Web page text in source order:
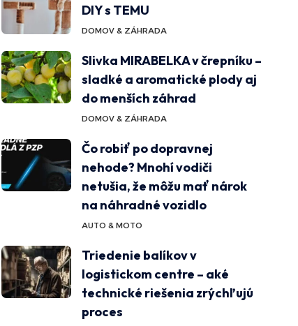
DIY s TEMU
DOMOV & ZÁHRADA
Slivka MIRABELKA v črepníku –
sladké a aromatické plody aj
do menších záhrad
DOMOV & ZÁHRADA
Čo robiť po dopravnej
nehode? Mnohí vodiči
netušia, že môžu mať nárok
na náhradné vozidlo
AUTO & MOTO
Triedenie balíkov v
logistickom centre – aké
technické riešenia zrýchľujú
proces